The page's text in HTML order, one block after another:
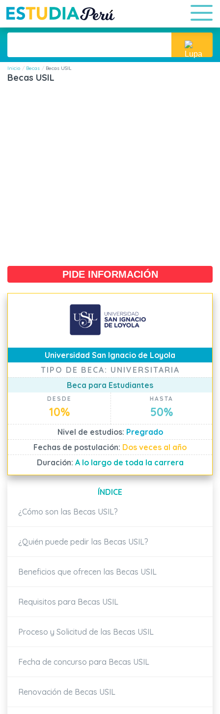
Inicio Becas Becas USIL
Becas USIL
PIDE INFORMACIÓN
Universidad San Ignacio de Loyola
TIPO DE BECA: UNIVERSITARIA
Beca para Estudiantes
DESDE
10%
HASTA
50%
Nivel de estudios: Pregrado
Fechas de postulación: Dos veces al año
Duración: A lo largo de toda la carrera
ÍNDICE
¿Cómo son las Becas USIL?
¿Quién puede pedir las Becas USIL?
Beneficios que ofrecen las Becas USIL
Requisitos para Becas USIL
Proceso y Solicitud de las Becas USIL
Fecha de concurso para Becas USIL
Renovación de Becas USIL